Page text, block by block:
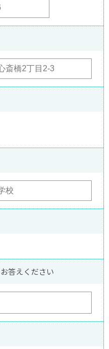
答えください